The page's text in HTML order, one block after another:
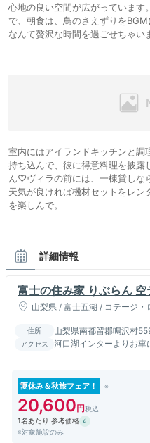
心地の良い空間が広がっていま
で、朝食は、鳥のさえずりを
なんて贅沢な時間を過ごせちゃい
室内にはアイランドキッチンと調
持ち込んで、彼に得意料理を披露
ん♡ヴィラの前には、一棟貸しな
天気が良ければ機材セットをレン
を楽しんで。
詳細情報
富士の住み家 りぶらん 空
山梨県 / 富士五湖 / コテージ・
住所 山梨県南都留郡鳴沢村
アクセス
河口湖インターよりお
夏休み＆秋旅フェア！
20,600
1名あたり 参考価格
※対象施設のみ